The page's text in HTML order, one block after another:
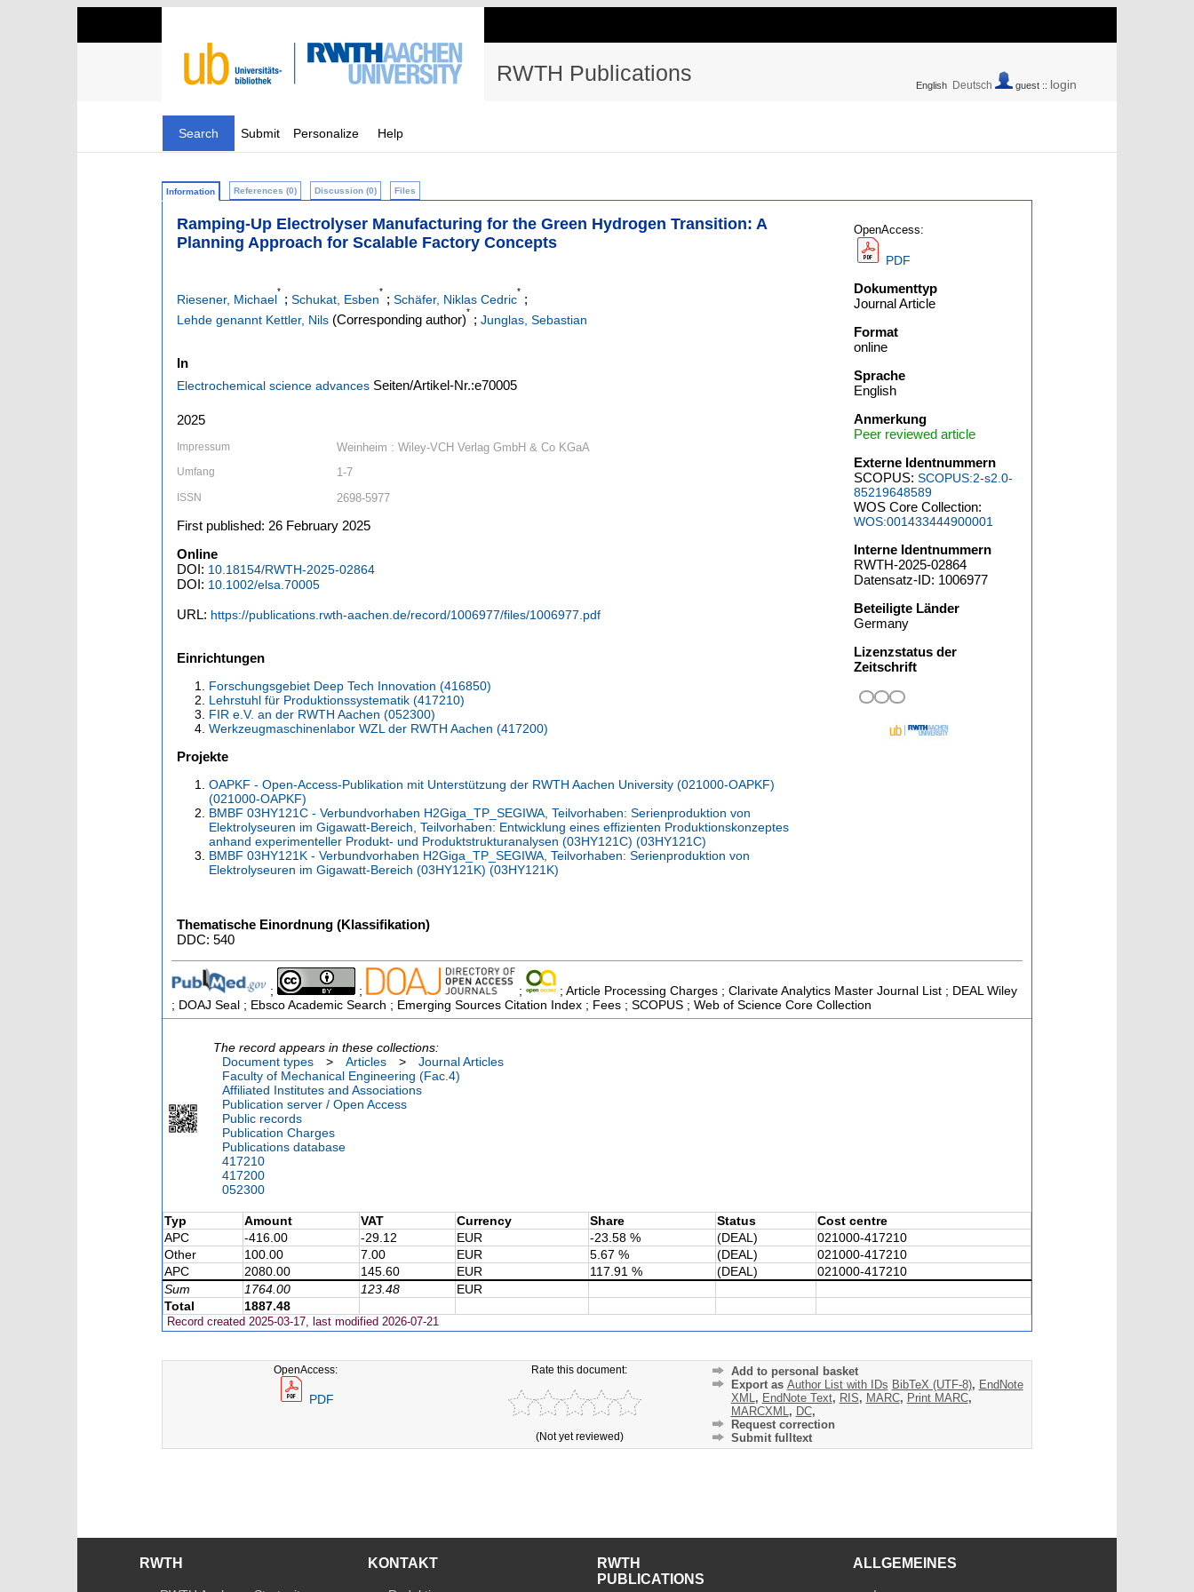
RWTH Publications English Deutsch guest :: login
Search Submit Personalize Help
Information References (0) Discussion (0) Files
Ramping‐Up Electrolyser Manufacturing for the Green Hydrogen Transition: A
Planning Approach for Scalable Factory Concepts
Riesener, Michael
*
; Schukat, Esben
*
; Schäfer, Niklas Cedric
*
;
Lehde genannt Kettler, Nils (Corresponding author)
*
; Junglas, Sebastian
In
Electrochemical science advances Seiten/Artikel-Nr.:e70005
2025
Impressum Weinheim : Wiley-VCH Verlag GmbH & Co KGaA
Umfang 1-7
ISSN 2698-5977
First published: 26 February 2025
Online
DOI: 10.18154/RWTH-2025-02864
DOI: 10.1002/elsa.70005
URL: https://publications.rwth-aachen.de/record/1006977/files/1006977.pdf
Einrichtungen
Forschungsgebiet Deep Tech Innovation (416850)
Lehrstuhl für Produktionssystematik (417210)
FIR e.V. an der RWTH Aachen (052300)
Werkzeugmaschinenlabor WZL der RWTH Aachen (417200)
Projekte
OAPKF - Open-Access-Publikation mit Unterstützung der RWTH Aachen University (021000-OAPKF)
(021000-OAPKF)
BMBF 03HY121C - Verbundvorhaben H2Giga_TP_SEGIWA, Teilvorhaben: Serienproduktion von
Elektrolyseuren im Gigawatt-Bereich, Teilvorhaben: Entwicklung eines effizienten Produktionskonzeptes
anhand experimenteller Produkt- und Produktstrukturanalysen (03HY121C) (03HY121C)
BMBF 03HY121K - Verbundvorhaben H2Giga_TP_SEGIWA, Teilvorhaben: Serienproduktion von
Elektrolyseuren im Gigawatt-Bereich (03HY121K) (03HY121K)
Thematische Einordnung (Klassifikation)
DDC: 540
OpenAccess:
PDF
Dokumenttyp
Journal Article
Format
online
Sprache
English
Anmerkung
Peer reviewed article
Externe Identnummern
SCOPUS:SCOPUS:2-s2.0-
85219648589
WOS Core Collection:
WOS:001433444900001
Interne Identnummern
RWTH-2025-02864
Datensatz-ID: 1006977
Beteiligte Länder
Germany
Lizenzstatus der
Zeitschrift
; ; ;
; Article Processing Charges ; Clarivate Analytics Master Journal List ; DEAL Wiley
; DOAJ Seal ; Ebsco Academic Search ; Emerging Sources Citation Index ; Fees ; SCOPUS ; Web of Science Core Collection
The record appears in these collections:
Document types
> Articles >
Journal Articles
Faculty of Mechanical Engineering (Fac.4)
Affiliated Institutes and Associations
Publication server / Open Access
Public records
Publication Charges
Publications database
417210
417200
052300
Typ Amount VAT Currency Share Status
Cost centre
APC
-416.00 -29.12 EUR -23.58 % (DEAL)
021000-417210
Other
100.00 7.00 EUR 5.67 % (DEAL)
021000-417210
APC
2080.00 145.60 EUR 117.91 % (DEAL)
021000-417210
Sum
1764.00 123.48
EUR
Total
1887.48
Record created 2025-03-17, last modified 2026-07-21
OpenAccess:
PDF
Rate this document:
(Not yet reviewed)
Add to personal basket
Export as Author List with IDs BibTeX (UTF-8), EndNote
XML , EndNote Text, RIS, MARC, Print MARC,
MARCXML , DC,
Request correction
Submit fulltext
RWTH KONTAKT
RWTH
PUBLICATIONS
ALLGEMEINES